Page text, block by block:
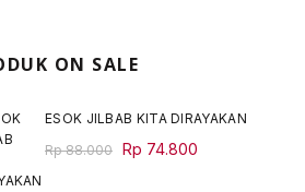
ON SALE
ESOK JILBAB KITA DIRAYAKAN
Rp88.000 Original
Rp 74.800